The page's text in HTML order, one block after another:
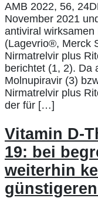
AMB 2022, 56,
November 2021
antiviral
(Lagevrio®, Merck
Nirmatrelvir plus
berichtet (1, 2). Da
Molnupiravir (3)
Nirmatrelvir plus
der für […]
Vitamin D-
19: bei
weiterhin